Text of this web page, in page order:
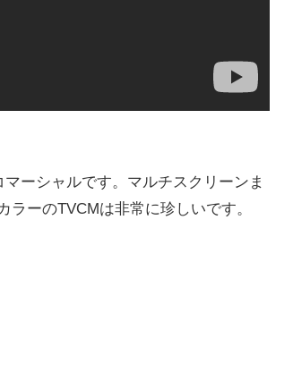
ーシャルです。マルチスクリーンま
ーのTVCMは非常に珍しいです。